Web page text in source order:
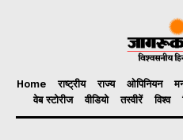
Home राष्ट्रीय राज्य ओपिनियन
वेब स्टोरीज
वीडियो तस्वीरें विश्व